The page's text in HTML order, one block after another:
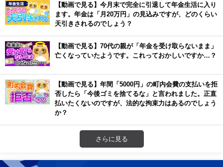
【動画で見る】今月末で完全に引退して年金生活に入り
ます。年金は「月20万円」の見込みですが、どのくらい
天引きされるのでしょう？
【動画で見る】70代の親が「年金を受け取らないまま」
亡くなっていたようです。これっておかしいですか…？
【動画で見る】年間「5000円」の町内会費の支払いを拒
否したら「今後ゴミを捨てるな」と言われました。正直
払いたくないのですが、法的な拘束力はあるのでしょう
か？
さらに見る